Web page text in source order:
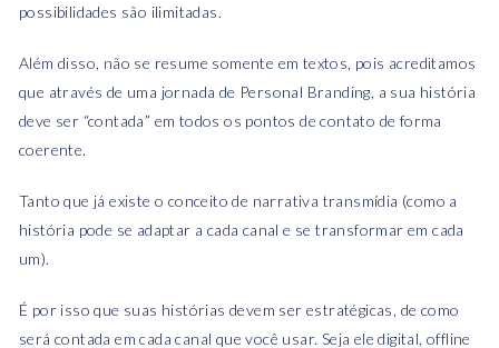
possibilidades são ilimitadas.
Além disso, não se resume somente em textos, pois acreditamos
que através de uma jornada de Personal Branding, a sua história
deve ser “contada” em todos os pontos de contato de forma
coerente.
Tanto que já existe o conceito de narrativa transmídia (como a
história pode se adaptar a cada canal e se transformar em cada
um).
É por isso que suas histórias devem ser estratégicas, de como
será contada em cada canal que você usar. Seja ele digital, offline